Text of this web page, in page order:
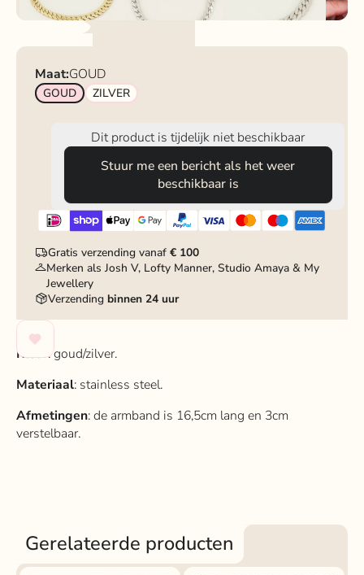
Maat:GOUD
GOUD ZILVER
Dit product is tijdelijk niet beschikbaar
Stuur me een bericht als het weer
beschikbaar is
Gratis verzending vanaf€ 100
Merken als Josh V, Lofty Manner, Studio Amaya & My
Jewellery
Verzendingbinnen 24 uur
Kleur: goud/zilver.
Materiaal: stainless steel.
Afmetingen: de armband is 16,5cm lang en 3cm
verstelbaar.
Gerelateerde producten